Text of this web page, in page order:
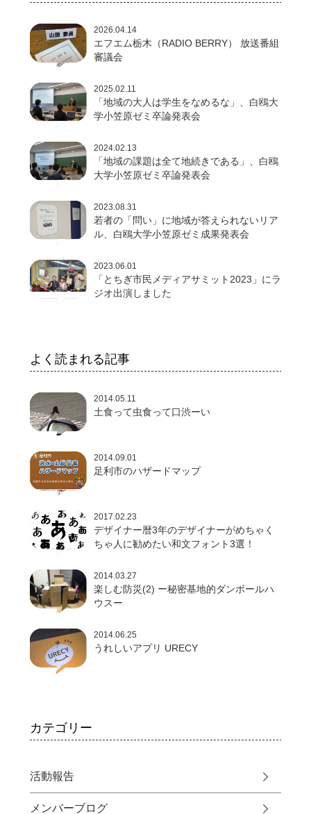
2026.04.14
エフエム栃木（RADIO BERRY） 放送番組
審議会
2025.02.11
「地域の大人は学生をなめるな」、白鴎大
学小笠原ゼミ卒論発表会
2024.02.13
「地域の課題は全て地続きである」、白鴎
大学小笠原ゼミ卒論発表会
2023.08.31
若者の「問い」に地域が答えられないリア
ル、白鴎大学小笠原ゼミ成果発表会
2023.06.01
「とちぎ市民メディアサミット2023」にラ
ジオ出演しました
よく読まれる記事
2014.05.11
土食って虫食って口渋ーい
2014.09.01
足利市のハザードマップ
2017.02.23
デザイナー暦3年のデザイナーがめちゃく
ちゃ人に勧めたい和文フォント3選！
2014.03.27
楽しむ防災(2) ー秘密基地的ダンボールハ
ウスー
2014.06.25
うれしいアプリ URECY
カテゴリー
活動報告
メンバーブログ